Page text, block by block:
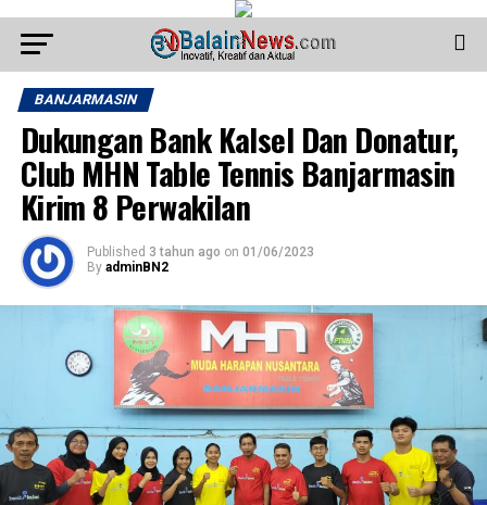
BANJARMASIN
Dukungan Bank Kalsel Dan Donatur,
Club MHN Table Tennis Banjarmasin
Kirim 8 Perwakilan
Published 3 tahun ago on 01/06/2023
By adminBN2